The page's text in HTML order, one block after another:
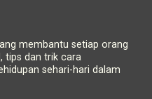
membantu setiap orang
tips dan trik cara
sehari-hari dalam